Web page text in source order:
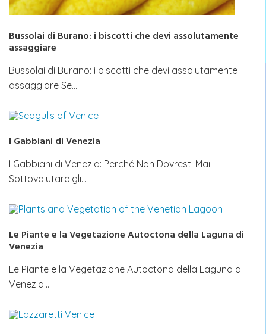
Bussolai di Burano: i biscotti che devi assolutamente
assaggiare
Bussolai di Burano: i biscotti che devi assolutamente
assaggiare Se…
I Gabbiani di Venezia
I Gabbiani di Venezia: Perché Non Dovresti Mai
Sottovalutare gli…
Le Piante e la Vegetazione Autoctona della Laguna di
Venezia
Le Piante e la Vegetazione Autoctona della Laguna di
Venezia:…